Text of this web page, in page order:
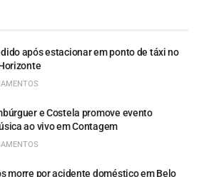
após estacionar em ponto de táxi no
e Costela promove evento
ao vivo em Contagem
morre por acidente doméstico em Belo